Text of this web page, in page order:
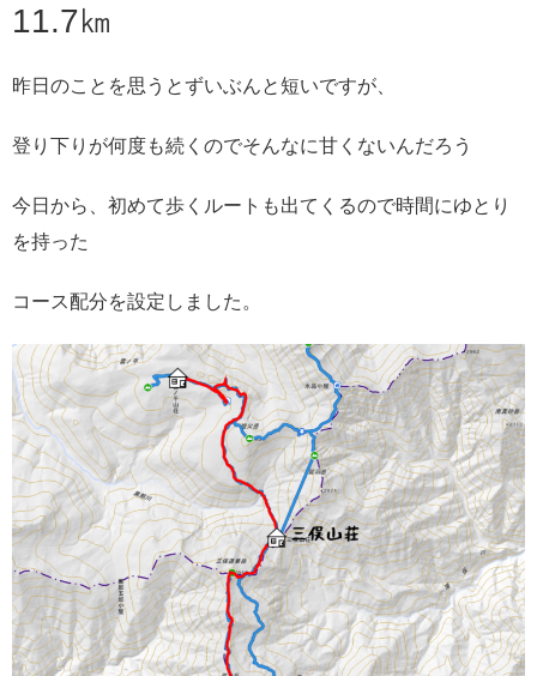
11.7㎞
昨日のことを思うとずいぶんと短いですが、
登り下りが何度も続くのでそんなに甘くないんだろう
今日から、初めて歩くルートも出てくるので時間にゆとり
を持った
コース配分を設定しました。